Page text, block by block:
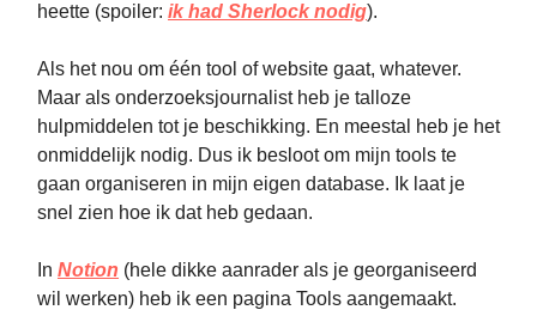
heette (spoiler: ik had Sherlock nodig).
Als het nou om één tool of website gaat, whatever.
Maar als onderzoeksjournalist heb je talloze
hulpmiddelen tot je beschikking. En meestal heb je het
onmiddelijk nodig. Dus ik besloot om mijn tools te
gaan organiseren in mijn eigen database. Ik laat je
snel zien hoe ik dat heb gedaan.
In Notion (hele dikke aanrader als je georganiseerd
wil werken) heb ik een pagina Tools aangemaakt.